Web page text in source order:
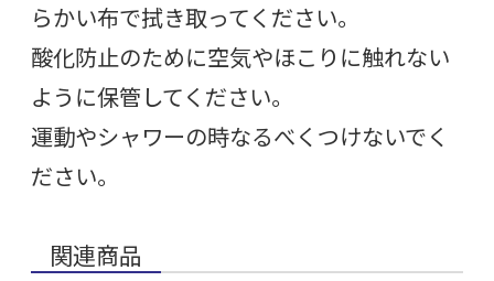
らかい布で拭き取ってください。
酸化防止のために空気やほこりに触れない
ように保管してください。
運動やシャワーの時なるべくつけないでく
ださい。
関連商品